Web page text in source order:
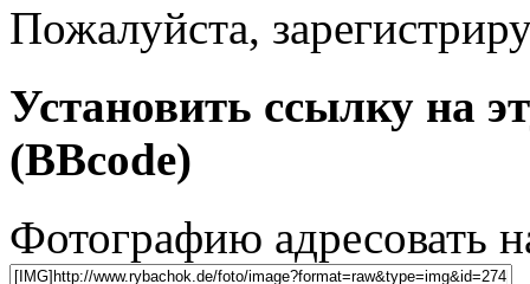
Пожалуйста,
Установить ссылку на
(BBcode)
Фотографию адресовать